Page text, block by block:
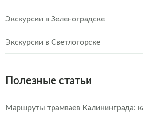
Экскурсии в Зеленоградске
Экскурсии в Светлогорске
Полезные статьи
Маршруты трамваев Калининграда: